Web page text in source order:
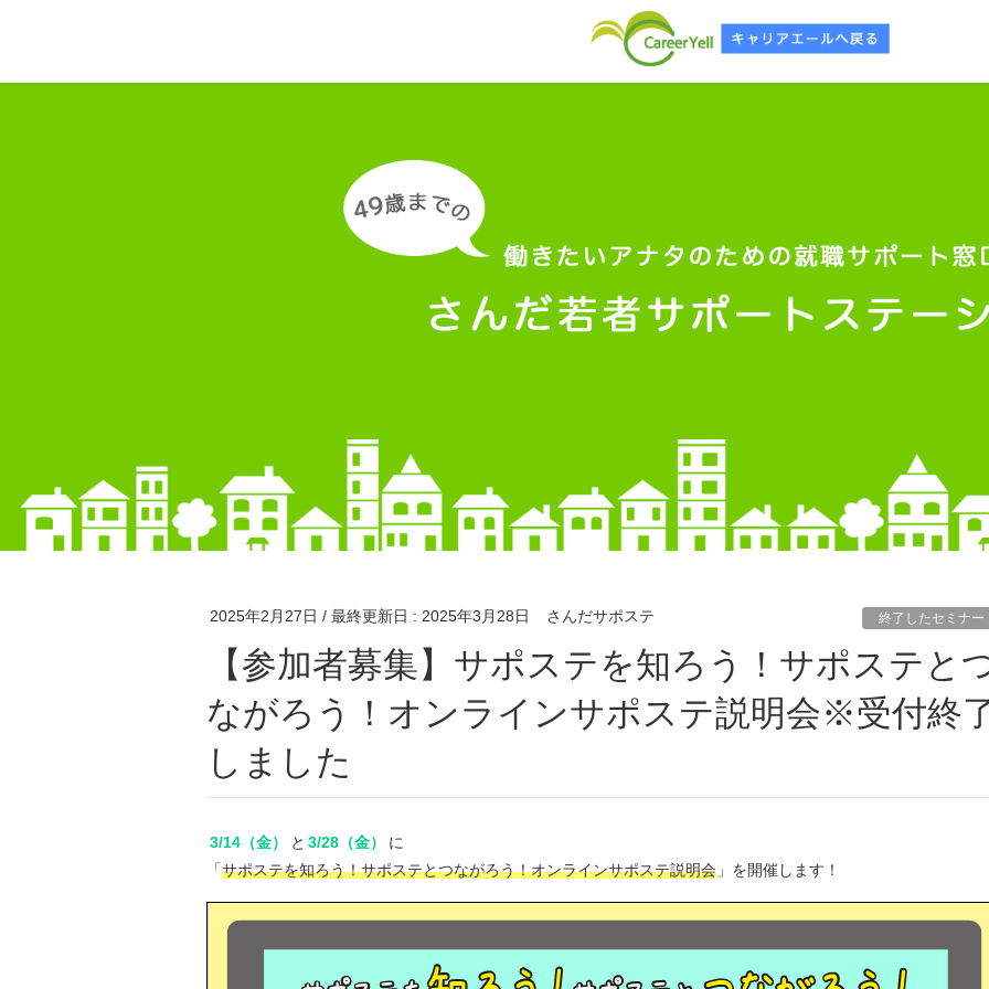
2025年2月27日 / 最終更新日 : 2025年3月28日 さんだサポステ 終了したセミナー
【参加者募集】サポステを知ろう！サポステとつ
ながろう！オンラインサポステ説明会※受付終
しました
3/14（金） と 3/28（金）
に
「サポステを知ろう！サポステとつながろう！オンラインサポステ説明会 」を開催します！